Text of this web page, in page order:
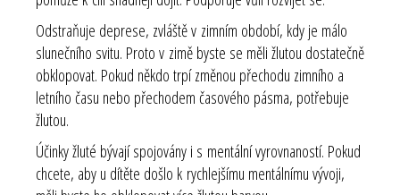
Odstraňuje deprese, zvláště v zimním období, kdy je málo
slunečního svitu. Proto v zimě byste se měli žlutou dostatečně
obklopovat. Pokud někdo trpí změnou přechodu zimního a
letního času nebo přechodem časového pásma, potřebuje
žlutou.
Účinky žluté bývají spojovány i s mentální vyrovnaností. Pokud
chcete, aby u dítěte došlo k rychlejšímu mentálnímu vývoji,